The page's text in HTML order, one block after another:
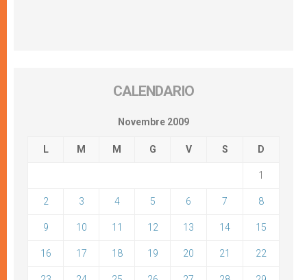
CALENDARIO
Novembre 2009
L M M G V S D
1
2 3 4 5 6 7 8
9 10 11 12 13 14 15
16 17 18 19 20 21 22